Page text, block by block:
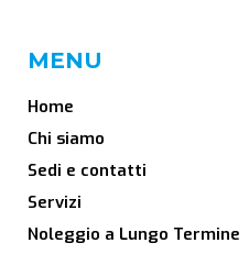
MENU
Home
Chi siamo
Sedi e contatti
Servizi
Noleggio a Lungo Termine